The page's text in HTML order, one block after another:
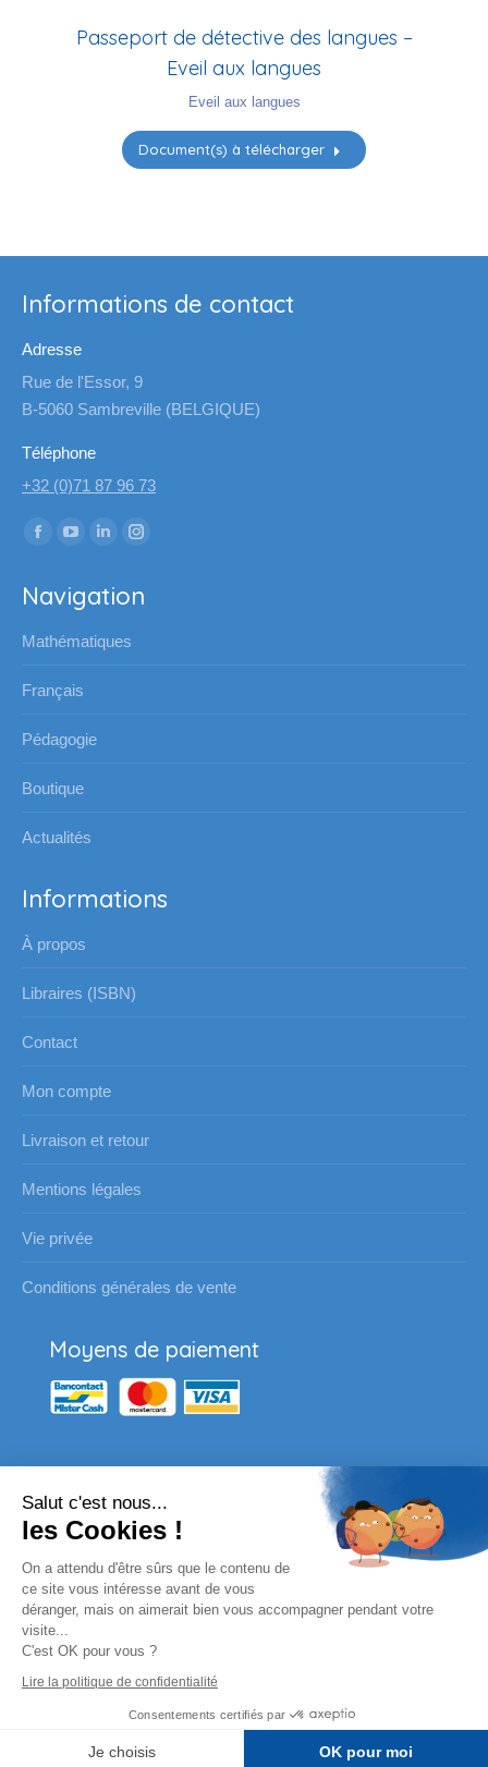
Passeport de détective des langues –
Eveil aux langues
Eveil aux langues
Document(s) à télécharger
Informations de contact
Adresse
Rue de l'Essor, 9
B-5060 Sambreville (BELGIQUE)
Téléphone
+32 (0)71 87 96 73
Trouvez nous sur :
La
Facebook
une
fenêtre
La
YouTube
dans
une
fenêtre
La
LinkedIn
dans
La
Instagram
Navigation
Mathématiques
Français
Pédagogie
Boutique
Actualités
Informations
À propos
Libraires (ISBN)
Contact
Mon compte
Livraison et retour
Mentions légales
Vie privée
Conditions générales de vente
Moyens de paiement
Nos partenaires
Poush
Vous souhaitez passer une
commande pour votre école ?
Envoyez un email à l'adresse habituelle ou
complètez le formulaire en ligne.
Remplissez le formulaire
Salut c'est nous...
les Cookies !
On a attendu d'être sûrs que le contenu de
ce site vous intéresse avant de vous
déranger, mais on aimerait bien vous accompagner pendant votre
visite...
C'est OK pour vous ?
Lire la politique de confidentialité
Consentements certifiés par
Je choisis OK pour moi